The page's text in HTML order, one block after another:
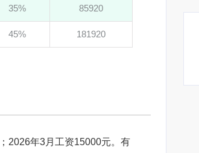
35% 85920
45% 181920
2026年3月工资15000元。有